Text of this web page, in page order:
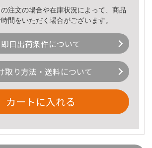
注文の場合や在庫状況によって、商品
間をいただく場合がございます。
即日出荷条件について
取り方法・送料について
カートに入れる